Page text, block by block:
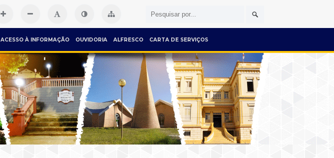
ACESSO À INFORMAÇÃO OUVIDORIA ALFRESCO CARTA DE SERVIÇOS